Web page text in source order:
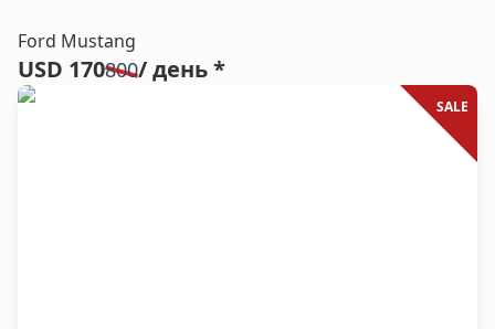
Ford Mustang
USD 170800/ день *
SALE